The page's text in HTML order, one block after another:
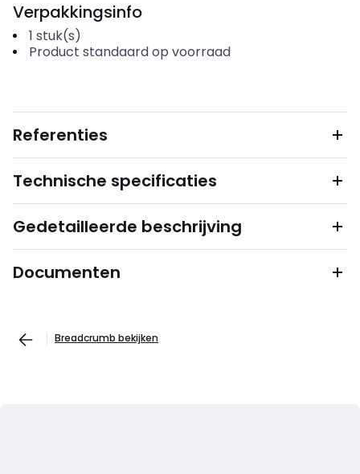
Verpakkingsinfo
1 stuk(s)
Product standaard op voorraad
Referenties
Technische specificaties
Gedetailleerde beschrijving
Documenten
Breadcrumb bekijken